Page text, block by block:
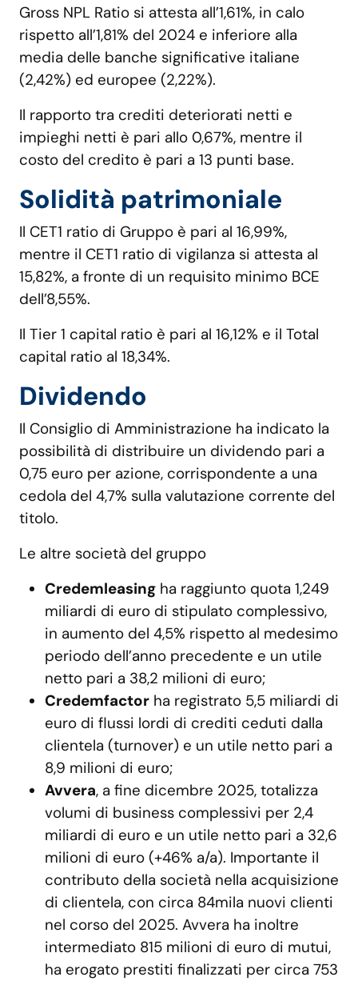
Gross NPL Ratio si attesta all’1,61%, in calo
rispetto all’1,81% del 2024 e inferiore alla
media delle banche significative italiane
(2,42%) ed europee (2,22%).
Il rapporto tra crediti deteriorati netti e
impieghi netti è pari allo 0,67%, mentre il
costo del credito è pari a 13 punti base.
Solidità patrimoniale
Il CET1 ratio di Gruppo è pari al 16,99%,
mentre il CET1 ratio di vigilanza si attesta al
15,82%, a fronte di un requisito minimo BCE
dell’8,55%.
Il Tier 1 capital ratio è pari al 16,12% e il Total
capital ratio al 18,34%.
Dividendo
Il Consiglio di Amministrazione ha indicato la
possibilità di distribuire un dividendo pari a
0,75 euro per azione, corrispondente a una
cedola del 4,7% sulla valutazione corrente del
titolo.
Le altre società del gruppo
Credemleasing ha raggiunto quota 1,249
miliardi di euro di stipulato complessivo,
in aumento del 4,5% rispetto al medesimo
periodo dell’anno precedente e un utile
netto pari a 38,2 milioni di euro;
Credemfactor ha registrato 5,5 miliardi di
euro di flussi lordi di crediti ceduti dalla
clientela (turnover) e un utile netto pari a
8,9 milioni di euro;
Avvera, a fine dicembre 2025, totalizza
volumi di business complessivi per 2,4
miliardi di euro e un utile netto pari a 32,6
milioni di euro (+46% a/a). Importante il
contributo della società nella acquisizione
di clientela, con circa 84mila nuovi clienti
nel corso del 2025. Avvera ha inoltre
intermediato 815 milioni di euro di mutui,
ha erogato prestiti finalizzati per circa 753